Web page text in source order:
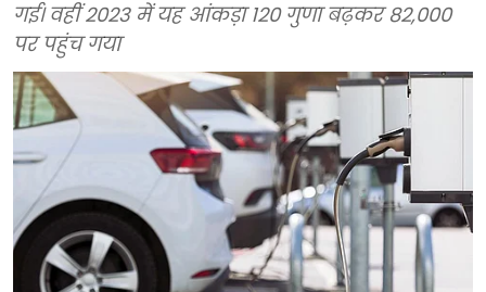
गई। वहीं 2023 में यह आंकड़ा 120 गुणा बढ़कर 82,000
पर पहुंच गया